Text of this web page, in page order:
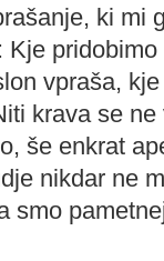
ki mi
vpraša,
krava se
še enkrat
nikdar ne
smo